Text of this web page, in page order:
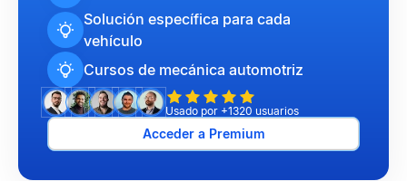
Solución específica para cada
vehículo
Cursos de mecánica automotriz
Usado por +1320 usuarios
Acceder a Premium